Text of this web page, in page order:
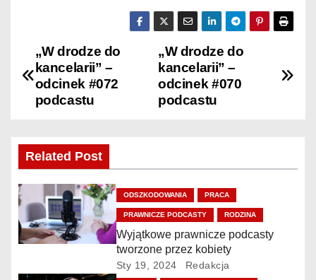
N
a
i
g
a
c
„W drodze do
kancelarii” –
odcinek #070
podcastu
„W drodze do
kancelarii” –
odcinek #072
podcastu
Related Post
ODSZKODOWANIA PRACA
PRAWNICZE PODCASTY RODZINA
Wyjątkowe prawnicze podcasty
tworzone przez kobiety
Sty 19, 2024 Redakcja